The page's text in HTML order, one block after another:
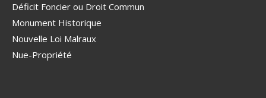
Déficit Foncier ou Droit Commun
Monument Historique
Nouvelle Loi Malraux
Nue-Propriété